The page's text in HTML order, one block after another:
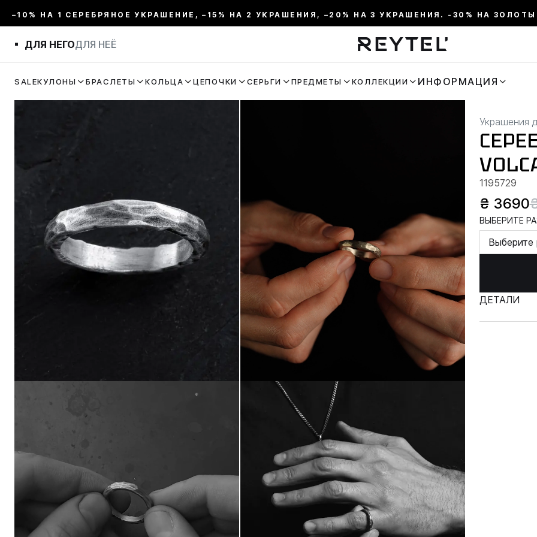
–10% НА 1 СЕРЕБРЯНОЕ УКРАШЕНИЕ, –15% НА 2 УКРАШЕНИЯ, –20% НА 3 УКРАШЕНИЯ. -30% НА
ДЛЯ НЕГОДЛЯ НЕЁ
SALEКУЛОНЫ БРАСЛЕТЫ КОЛЬЦА ЦЕПОЧКИ СЕРЬГИ ПРЕДМЕТЫ КОЛЛЕКЦИИ ИНФОРМАЦИЯ
Украшения
1195729
₴ 3690
ВЫБЕРИТЕ
Выберите
ДЕТАЛИ